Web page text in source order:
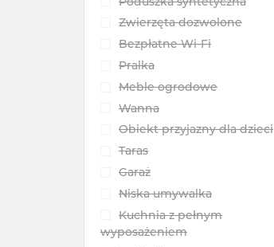
Zwierzęta dozwolone
Bezpłatne Wi-Fi
Pralka
Meble ogrodowe
Wanna
Obiekt przyjazny dla dzieci
Taras
Garaż
Niska umywalka
Kuchnia z pełnym
wyposażeniem